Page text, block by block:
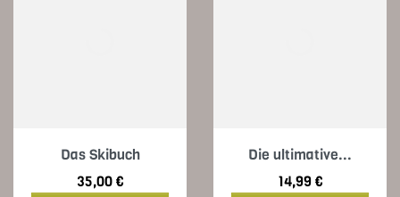
Das Skibuch
Preis
35,00 €
Die ultimative...
Preis
14,99 €